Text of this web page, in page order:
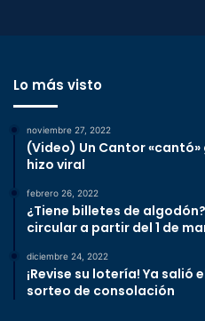
Lo más visto
noviembre 27, 2022
(Video) Un Cantor
hizo viral
febrero 26, 2022
¿Tiene billetes de
circular a partir del 1 de
diciembre 24, 2022
¡Revise su lotería! Ya
sorteo de consolación